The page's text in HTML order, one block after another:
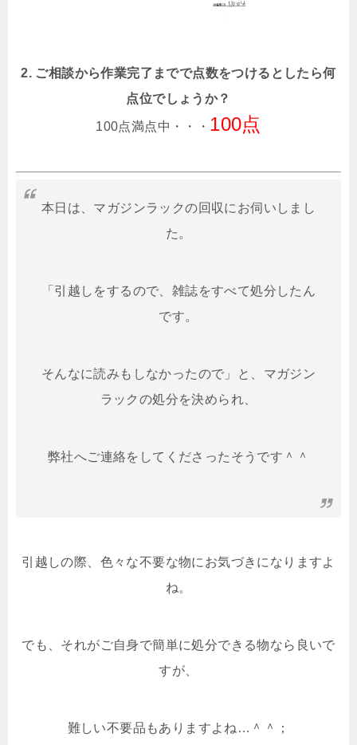
2. ご相談から作業完了までで点数をつけるとしたら何
点位でしょうか？
100点満点中・・・ 100点
本日は、マガジンラックの回収にお伺いしまし
た。
「引越しをするので、雑誌をすべて処分したん
です。
そんなに読みもしなかったので」と、マガジン
ラックの処分を決められ、
弊社へご連絡をしてくださったそうです＾＾
引越しの際、色々な不要な物にお気づきになりますよ
ね。
でも、それがご自身で簡単に処分できる物なら良いで
すが、
難しい不要品もありますよね…＾＾；